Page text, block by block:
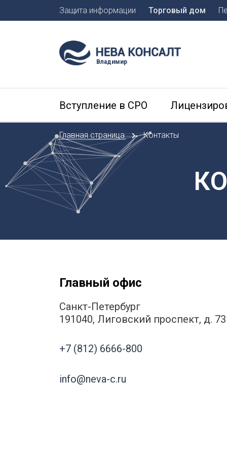
В
Иваново
Защита информации Торговый дом
Владимир
Вступление в СРО
Главная страница Контакты
Главный офис
Санкт-Петербург
191040, Лиговский проспект, д. 73
+7 (812) 6666-800
info@neva-c.ru